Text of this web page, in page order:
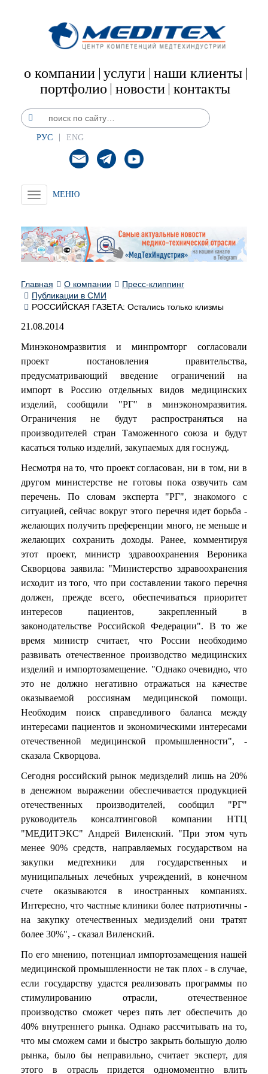
о компании услуги наши клиенты
портфолио новости контакты
РУС ENG
Toggle
navigation
Главная О компании
Пресс-клиппинг
Публикации в СМИ
РОССИЙСКАЯ ГАЗЕТА: Остались только клизмы
21.08.2014
Минэкономразвития и минпромторг согласовали
проект постановления правительства,
предусматривающий введение ограничений на
импорт в Россию отдельных видов медицинских
изделий, сообщили "РГ" в минэкономразвития.
Ограничения не будут распространяться на
производителей стран Таможенного союза и будут
касаться только изделий, закупаемых для госнужд.
Несмотря на то, что проект согласован, ни в том, ни в
другом министерстве не готовы пока озвучить сам
перечень. По словам эксперта "РГ", знакомого с
ситуацией, сейчас вокруг этого перечня идет борьба -
желающих получить преференции много, не меньше и
желающих сохранить доходы. Ранее, комментируя
этот проект, министр здравоохранения Вероника
Скворцова заявила: "Министерство здравоохранения
исходит из того, что при составлении такого перечня
должен, прежде всего, обеспечиваться приоритет
интересов пациентов, закрепленный в
законодательстве Российской Федерации". В то же
время министр считает, что России необходимо
развивать отечественное производство медицинских
изделий и импортозамещение. "Однако очевидно, что
это не должно негативно отражаться на качестве
оказываемой россиянам медицинской помощи.
Необходим поиск справедливого баланса между
интересами пациентов и экономическими интересами
отечественной медицинской промышленности", -
сказала Скворцова.
Сегодня российский рынок медизделий лишь на 20%
в денежном выражении обеспечивается продукцией
отечественных производителей, сообщил "РГ"
руководитель консалтинговой компании НТЦ
"МЕДИТЭКС" Андрей Виленский. "При этом чуть
менее 90% средств, направляемых государством на
закупки медтехники для государственных и
муниципальных лечебных учреждений, в конечном
счете оказываются в иностранных компаниях.
Интересно, что частные клиники более патриотичны -
на закупку отечественных медизделий они тратят
более 30%", - сказал Виленский.
По его мнению, потенциал импортозамещения нашей
медицинской промышленности не так плох - в случае,
если государству удастся реализовать программы по
стимулированию отрасли, отечественное
производство сможет через пять лет обеспечить до
40% внутреннего рынка. Однако рассчитывать на то,
что мы сможем сами и быстро закрыть большую долю
рынка, было бы неправильно, считает эксперт, для
этого в отрасль придется одномоментно влить